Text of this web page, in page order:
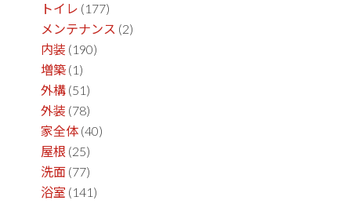
トイレ (177)
メンテナンス (2)
内装 (190)
増築 (1)
外構 (51)
外装 (78)
家全体 (40)
屋根 (25)
洗面 (77)
浴室 (141)